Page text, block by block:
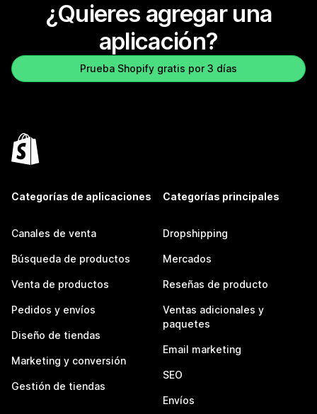
¿Quieres agregar una
aplicación?
Prueba Shopify gratis por 3 días
Categorías de aplicaciones
Canales de venta
Búsqueda de productos
Venta de productos
Pedidos y envíos
Diseño de tiendas
Marketing y conversión
Gestión de tiendas
Categorías principales
Dropshipping
Mercados
Reseñas de producto
Ventas adicionales y
paquetes
Email marketing
SEO
Envíos